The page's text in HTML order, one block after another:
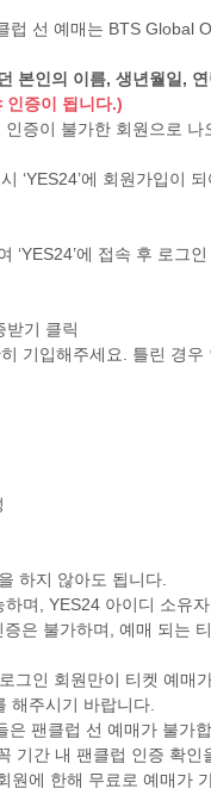
선 예매는 BTS Global
본인의 이름, 생년월일,
인증이 됩니다.)
증이 불가한 회원으로
‘YES24’에 회원가입이
에 접속 후 로그인
받기 클릭
기입해주세요. 틀린 경우
하지 않아도 됩니다.
며, YES24 아이디 소유
은 불가하며, 예매 되는
그인 회원만이 티켓 예매
해주시기 바랍니다.
팬클럽 선 예매가 불가
기간 내 팬클럽 인증 확인
에 한해 무료로 예매가